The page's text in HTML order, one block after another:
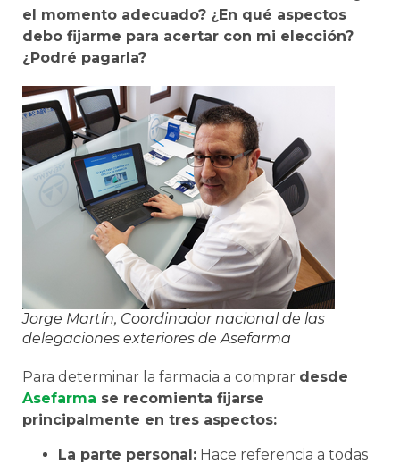
el momento adecuado? ¿En qué aspectos
debo fijarme para acertar con mi elección?
¿Podré pagarla?
Jorge Martín, Coordinador nacional de las
delegaciones exteriores de Asefarma
Para determinar la farmacia a comprar desde
Asefarma se recomienta fijarse
principalmente en tres aspectos:
La parte personal: Hace referencia a todas